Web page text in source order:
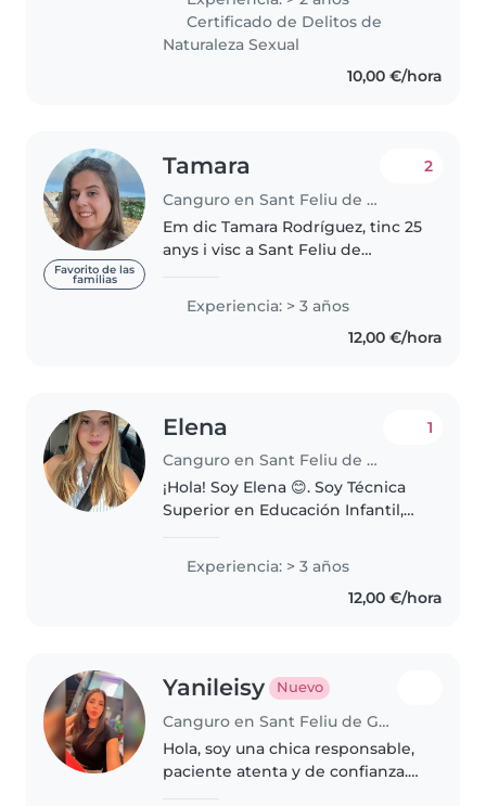
tus hijos/as. Soy responsable,
creativa, tengo disponibilidad..
Certificado de Delitos de
Naturaleza Sexual
10,00 €/hora
Favorito de las
familias
Tamara
Canguro en Sant Feliu de Guíxols
2
Em dic Tamara Rodríguez, tinc 25
anys i visc a Sant Feliu de
cursant el grau de mestra en
modalitat online. Pel que fa..
Experiencia: > 3 años
12,00 €/hora
Elena
Canguro en Sant Feliu de Guíxols
1
¡Hola! Soy Elena 😊. Soy Técnica
Superior en Educación Infantil,
lleure y actualmente trabajo
como monitora en un casal de
Experiencia: > 3 años
12,00 €/hora
Yanileisy Nuevo
Canguro en Sant Feliu de Guíxols
Hola, soy una chica responsable,
paciente atenta y de confianza.